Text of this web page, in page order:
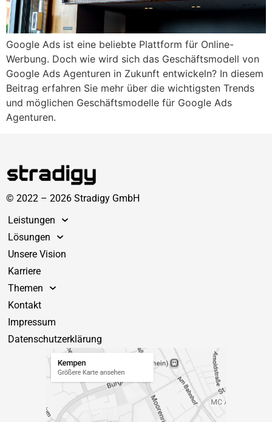
Google Ads ist eine beliebte Plattform für Online-
Werbung. Doch wie wird sich das Geschäftsmodell von
Google Ads Agenturen in Zukunft entwickeln? In diesem
Beitrag erfahren Sie mehr über die wichtigsten Trends
und möglichen Geschäftsmodelle für Google Ads
Agenturen.
© 2022 – 2026 Stradigy GmbH
Leistungen
Lösungen
Unsere Vision
Karriere
Themen
Kontakt
Impressum
Datenschutzerklärung